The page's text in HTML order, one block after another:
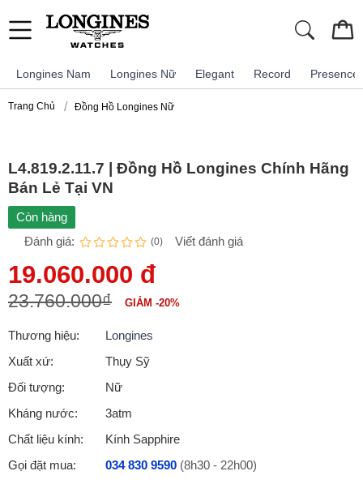
Longines Nam Longines Nữ Elegant Record Presence
Trang Chủ Đồng Hồ Longines Nữ
L4.819.2.11.7 | Đồng Hồ Longines Chính Hãng
Bán Lẻ Tại VN
Còn hàng
Đánh giá:
(0) Viết đánh giá
19.060.000 đ
23.760.000₫ GIẢM -20%
Thương hiệu:
Longines
Xuất xứ:
Thụy Sỹ
Đối tượng:
Nữ
Kháng nước:
3atm
Chất liệu kính:
Kính Sapphire
Gọi đặt mua:
034 830 9590 (8h30 - 22h00)